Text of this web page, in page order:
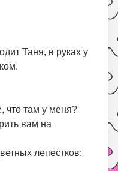
Таня, в руках у
что там у меня?
вам на
лепестков: